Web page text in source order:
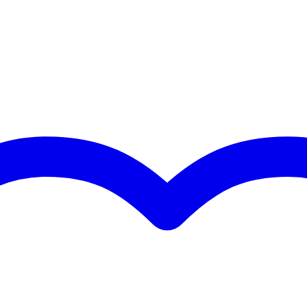
bij in- en uitpluggen
2p., 6.35 mm, 1x rechte plug 2p., 6.35 mm